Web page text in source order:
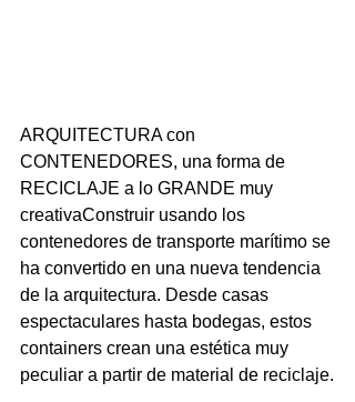
ARQUITECTURA con
CONTENEDORES, una forma de
RECICLAJE a lo GRANDE muy
creativaConstruir usando los
contenedores de transporte marítimo se
ha convertido en una nueva tendencia
de la arquitectura. Desde casas
espectaculares hasta bodegas, estos
containers crean una estética muy
peculiar a partir de material de reciclaje.